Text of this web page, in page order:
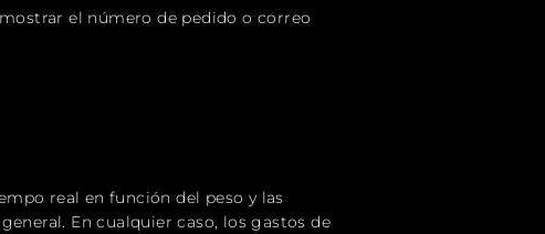
el número de pedido o correo
real en función del peso y las
En cualquier caso, los gastos de